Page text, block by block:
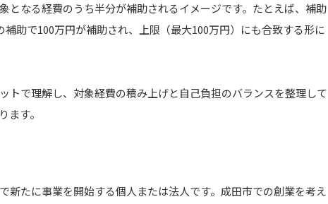
となる経費のうち半分が補助されるイメージです。たとえば、補助
助で100万円が補助され、上限（最大100万円）にも合致する形に
トで理解し、対象経費の積み上げと自己負担のバランスを整理して
ます。
新たに事業を開始する個人または法人です。成田市での創業を考え